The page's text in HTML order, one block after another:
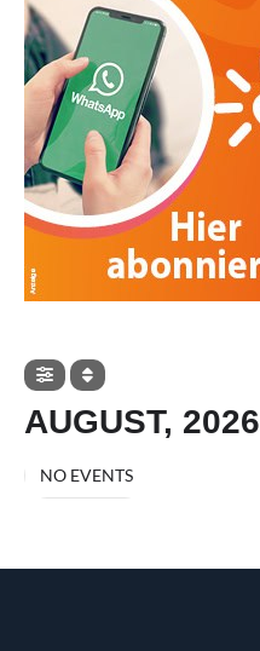
AUGUST, 2026
NO EVENTS